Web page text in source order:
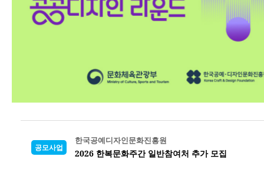
공모사업
한국공예디자인문화진흥원
2026 한복문화주간 일반참여처 추가 모집